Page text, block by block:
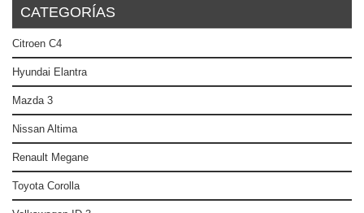
CATEGORÍAS
Citroen C4
Hyundai Elantra
Mazda 3
Nissan Altima
Renault Megane
Toyota Corolla